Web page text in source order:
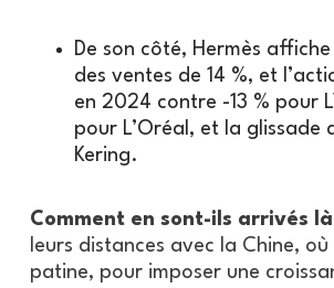
De son côté, Hermès affiche
des ventes de 14 %, et
en 2024 contre -13 % pour
pour L’Oréal, et la glissade
Kering.
Comment en sont-ils arrivés là
leurs distances avec la Chine,
patine, pour imposer une